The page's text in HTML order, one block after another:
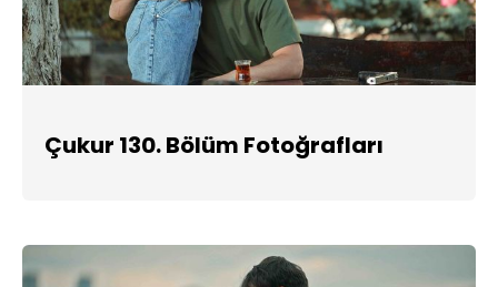
Çukur 130. Bölüm Fotoğrafları